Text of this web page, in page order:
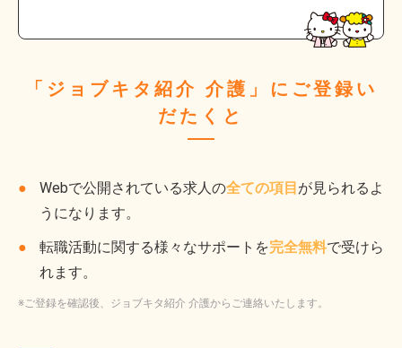
「ジョブキタ紹介 介護」にご登録い
だたくと
Webで公開されている求人の全ての項目 が見られるよ
うになります。
転職活動に関する様々なサポートを完全無料で受けら
れます。
※ご登録を確認後、ジョブキタ紹介 介護からご連絡いたします。